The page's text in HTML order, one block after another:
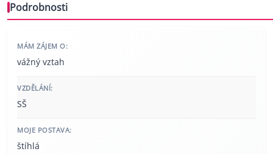
Podrobnosti
MÁM ZÁJEM O:
vážný vztah
VZDĚLÁNÍ:
SŠ
MOJE POSTAVA:
štíhlá